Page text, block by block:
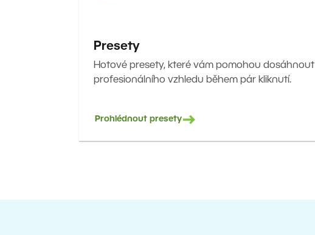
Presety
Hotové presety, které vám pomohou dosáhnout
profesionálního vzhledu během pár kliknutí.
Prohlédnout presety